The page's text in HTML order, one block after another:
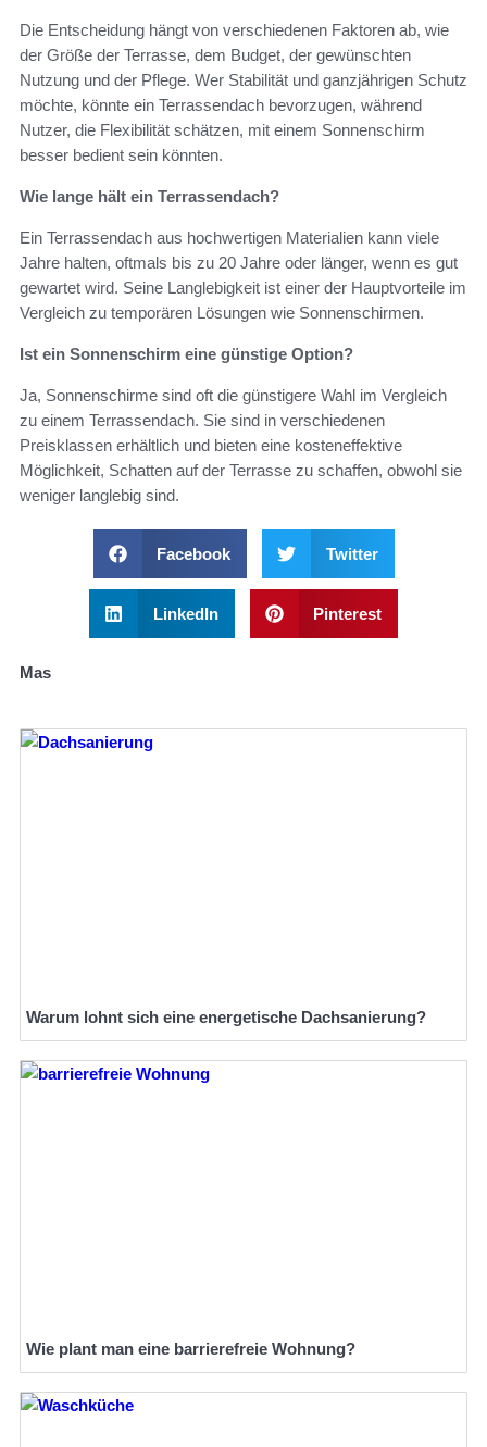
Die Entscheidung hängt von verschiedenen Faktoren ab, wie
der Größe der Terrasse, dem Budget, der gewünschten
Nutzung und der Pflege. Wer Stabilität und ganzjährigen Schutz
möchte, könnte ein Terrassendach bevorzugen, während
Nutzer, die Flexibilität schätzen, mit einem Sonnenschirm
besser bedient sein könnten.
Wie lange hält ein Terrassendach?
Ein Terrassendach aus hochwertigen Materialien kann viele
Jahre halten, oftmals bis zu 20 Jahre oder länger, wenn es gut
gewartet wird. Seine Langlebigkeit ist einer der Hauptvorteile im
Vergleich zu temporären Lösungen wie Sonnenschirmen.
Ist ein Sonnenschirm eine günstige Option?
Ja, Sonnenschirme sind oft die günstigere Wahl im Vergleich
zu einem Terrassendach. Sie sind in verschiedenen
Preisklassen erhältlich und bieten eine kosteneffektive
Möglichkeit, Schatten auf der Terrasse zu schaffen, obwohl sie
weniger langlebig sind.
Facebook Twitter
LinkedIn Pinterest
Mas
Warum lohnt sich eine energetische Dachsanierung?
Wie plant man eine barrierefreie Wohnung?